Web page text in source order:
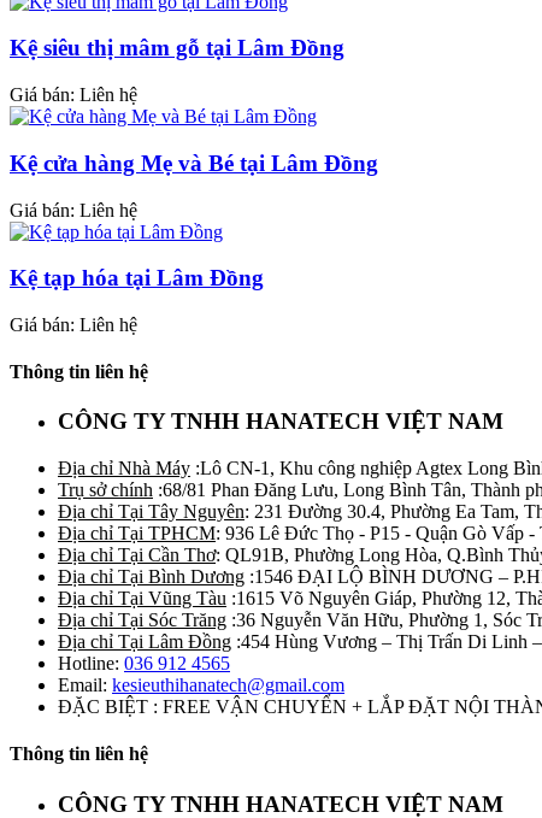
Kệ siêu thị mâm gỗ tại Lâm Đồng
Giá bán: Liên hệ
Kệ cửa hàng Mẹ và Bé tại Lâm Đồng
Giá bán: Liên hệ
Kệ tạp hóa tại Lâm Đồng
Giá bán: Liên hệ
Thông tin liên hệ
CÔNG TY TNHH HANATECH VIỆT NAM
Địa chỉ Nhà Máy :Lô CN-1, Khu công nghiệp Agtex Long
Trụ sở chính :68/81 Phan Đăng Lưu, Long Bình Tân, Thành
Địa chỉ Tại Tây Nguyên: 231 Đường 30.4, Phường Ea Tam,
Địa chỉ Tại TPHCM: 936 Lê Đức Thọ - P15 - Quận Gò Vấp -
Địa chỉ Tại Cần Thơ: QL91B, Phường Long Hòa, Q.Bình
Địa chỉ Tại Bình Dương :1546 ĐẠI LỘ BÌNH DƯƠNG –
Địa chỉ Tại Vũng Tàu :1615 Võ Nguyên Giáp, Phường 12,
Địa chỉ Tại Sóc Trăng :36 Nguyễn Văn Hữu, Phường 1, Sóc
Địa chỉ Tại Lâm Đồng :454 Hùng Vương – Thị Trấn Di Linh
Hotline: 036 912 4565
Email: kesieuthihanatech@gmail.com
ĐẶC BIỆT : FREE VẬN CHUYỂN + LẮP ĐẶT NỘI
Thông tin liên hệ
CÔNG TY TNHH HANATECH VIỆT NAM